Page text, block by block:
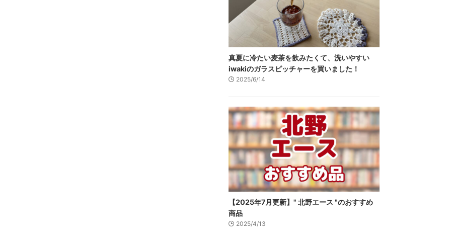
真夏に冷たい麦茶を飲みたくて、洗いやすい
iwakiのガラスピッチャーを買いました！
2025/6/14
【2025年7月更新】" 北野エース "のおすすめ
商品
2025/4/13